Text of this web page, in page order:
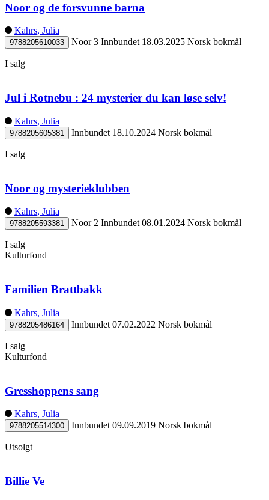
Noor og de forsvunne barna
Kahrs, Julia
9788205610033 Noor 3 Innbundet 18.03.2025 Norsk bokmål
I salg
Jul i Rotnebu : 24 mysterier du kan løse selv!
Kahrs, Julia
9788205605381 Innbundet 18.10.2024 Norsk bokmål
I salg
Noor og mysterieklubben
Kahrs, Julia
9788205593381 Noor 2 Innbundet 08.01.2024 Norsk bokmål
I salg
Kulturfond
Familien Brattbakk
Kahrs, Julia
9788205486164 Innbundet 07.02.2022 Norsk bokmål
I salg
Kulturfond
Gresshoppens sang
Kahrs, Julia
9788205514300 Innbundet 09.09.2019 Norsk bokmål
Utsolgt
Billie Ve